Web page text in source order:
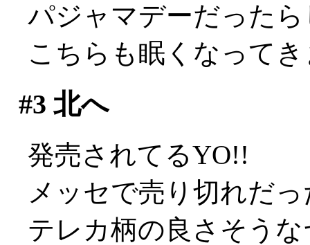
パジャマデーだった
こちらも眠くなって
#3 北へ
発売されてるYO!!
メッセで売り切れだ
テレカ柄の良さそう